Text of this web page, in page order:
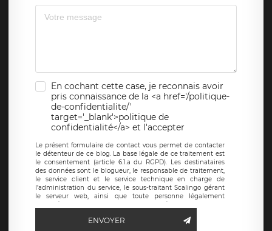
En cochant cette case, je reconnais avoir
pris connaissance de la <a href='/politique-
de-confidentialite/'
target='_blank'>politique de
confidentialité</a> et l'accepter
Le présent formulaire de contact vous permet de contacter
le détenteur de ce blog. La base légale de ce traitement est
le consentement (article 6.1.a du RGPD). Les destinataires
des données sont le blogueur, le responsable de traitement,
le service client et le service technique en charge de
l’administration du service, le sous-traitant Scalingo gérant
le serveur web, ainsi que toute personne légalement
autorisée. Le formulaire de contact à destination du
basé en France et offrant des
clauses de protection
ENVOYER